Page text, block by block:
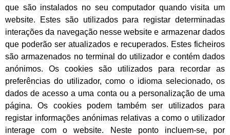
que são instalados no seu computador quando visita um
website. Estes são utilizados para registar determinadas
interações da navegação nesse website e armazenar dados
que poderão ser atualizados e recuperados. Estes ficheiros
são armazenados no terminal do utilizador e contém dados
anónimos. Os cookies são utilizados para recordar as
preferências do utilizador, como o idioma selecionado, os
dados de acesso a uma conta ou a personalização de uma
página. Os cookies podem também ser utilizados para
registar informações anónimas relativas a como o utilizador
interage com o website. Neste ponto incluem-se, por